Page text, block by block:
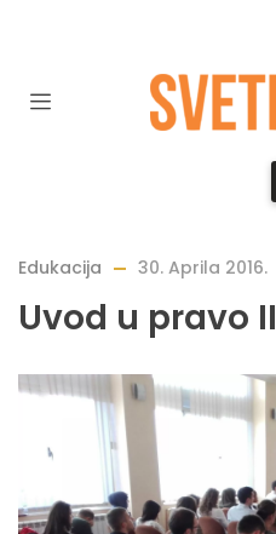
Edukacija 30. Aprila 2016.
Uvod u pravo II